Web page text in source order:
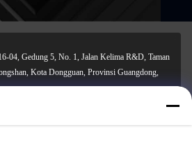
04, Gedung 5, No. 1, Jalan Kelima R&D, Taman
Kota Dongguan, Provinsi Guangdong,